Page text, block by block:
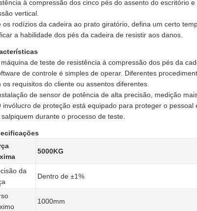
à compressão dos cinco pés do assento do escritório
vertical.
os rodízios da cadeira ao prato giratório, defina um certo
a habilidade dos pés da cadeira de resistir aos danos.
máquina de teste de resistência à compressão dos pés da
de controle é simples de operar. Diferentes
os requisitos do cliente ou assentos diferentes.
de sensor de potência de alta precisão, medição
invólucro de proteção está equipado para proteger o
durante o processo de teste.
5000KG
da
Dentro de ±1%
1000mm